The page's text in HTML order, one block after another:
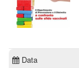
Data